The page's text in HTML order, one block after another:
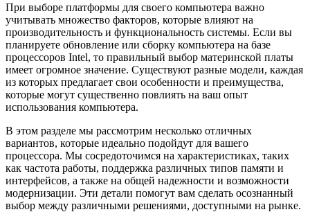
При выборе платформы для своего компьютера важно
учитывать множество факторов, которые влияют на
производительность и функциональность системы. Если вы
планируете обновление или сборку компьютера на базе
процессоров Intel, то правильный выбор материнской платы
имеет огромное значение. Существуют разные модели, каждая
из которых предлагает свои особенности и преимущества,
которые могут существенно повлиять на ваш опыт
использования компьютера.
В этом разделе мы рассмотрим несколько отличных
вариантов, которые идеально подойдут для вашего
процессора. Мы сосредоточимся на характеристиках, таких
как частота работы, поддержка различных типов памяти и
интерфейсов, а также на общей надежности и возможности
модернизации. Эти детали помогут вам сделать осознанный
выбор между различными решениями, доступными на рынке.